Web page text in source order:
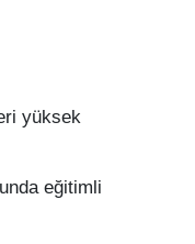
yüksek
eğitimli